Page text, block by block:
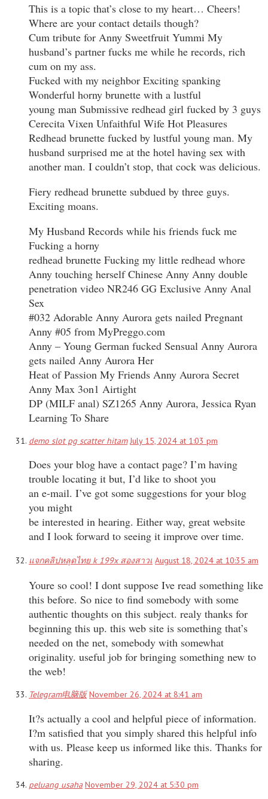
This is a topic that’s close to my heart… Cheers!
Where are your contact details though?
Cum tribute for Anny Sweetfruit Yummi My
husband’s partner fucks me while he records, rich
cum on my ass.
Fucked with my neighbor Exciting spanking
Wonderful horny brunette with a lustful
young man Submissive redhead girl fucked by 3 guys
Cerecita Vixen Unfaithful Wife Hot Pleasures
Redhead brunette fucked by lustful young man. My
husband surprised me at the hotel having sex with
another man. I couldn’t stop, that cock was delicious.
Fiery redhead brunette subdued by three guys.
Exciting moans.
My Husband Records while his friends fuck me
Fucking a horny
redhead brunette Fucking my little redhead whore
Anny touching herself Chinese Anny Anny double
penetration video NR246 GG Exclusive Anny Anal
Sex
#032 Adorable Anny Aurora gets nailed Pregnant
Anny #05 from MyPreggo.com
Anny – Young German fucked Sensual Anny Aurora
gets nailed Anny Aurora Her
Heat of Passion My Friends Anny Aurora Secret
Anny Max 3on1 Airtight
DP (MILF anal) SZ1265 Anny Aurora, Jessica Ryan
Learning To Share
demo slot pg scatter hitam July 15, 2024 at 1:03 pm
Does your blog have a contact page? I’m having
trouble locating it but, I’d like to shoot you
an e-mail. I’ve got some suggestions for your blog
you might
be interested in hearing. Either way, great website
and I look forward to seeing it improve over time.
แจกคลิปหลุดไทย k 199x สองสาวเ August 18, 2024 at 10:35 am
Youre so cool! I dont suppose Ive read something like
this before. So nice to find somebody with some
authentic thoughts on this subject. realy thanks for
beginning this up. this web site is something that’s
needed on the net, somebody with somewhat
originality. useful job for bringing something new to
the web!
Telegram电脑版 November 26, 2024 at 8:41 am
It?s actually a cool and helpful piece of information.
I?m satisfied that you simply shared this helpful info
with us. Please keep us informed like this. Thanks for
sharing.
peluang usaha November 29, 2024 at 5:30 pm